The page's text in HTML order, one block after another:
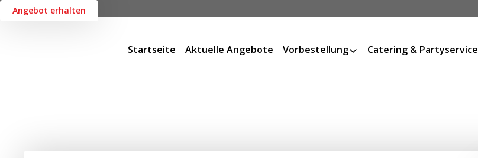
Startseite Aktuelle Angebote Vorbestellung Catering & Partyservice
Angebot erhalten